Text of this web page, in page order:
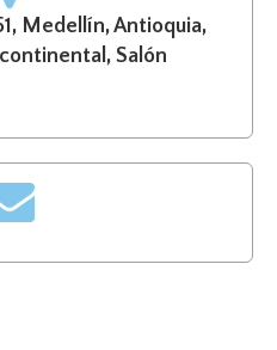
Medellín, Antioquia,
Salón